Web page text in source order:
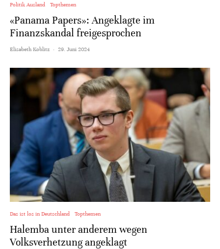
Politik Ausland Topthemen
«Panama Papers»: Angeklagte im
Finanzskandal freigesprochen
Elisabeth Koblitz · 29. Juni 2024
Das ist los in Deutschland Topthemen
Halemba unter anderem wegen
Volksverhetzung angeklagt